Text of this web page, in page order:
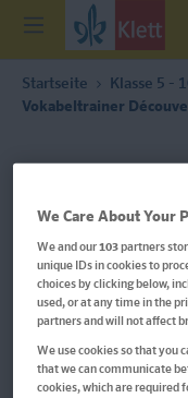
Startseite
Klasse 5 -
Vokabeltrainer
We Care About Your
We and our103partners
unique IDs in cookies to
choices by clicking below,
used, or at any time in the
partners and will not affect
We use cookies so that you
that we can communicate
cookies, which are required